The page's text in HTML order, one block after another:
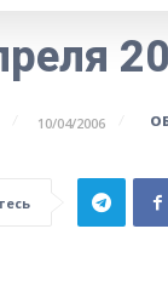
10/04/2006